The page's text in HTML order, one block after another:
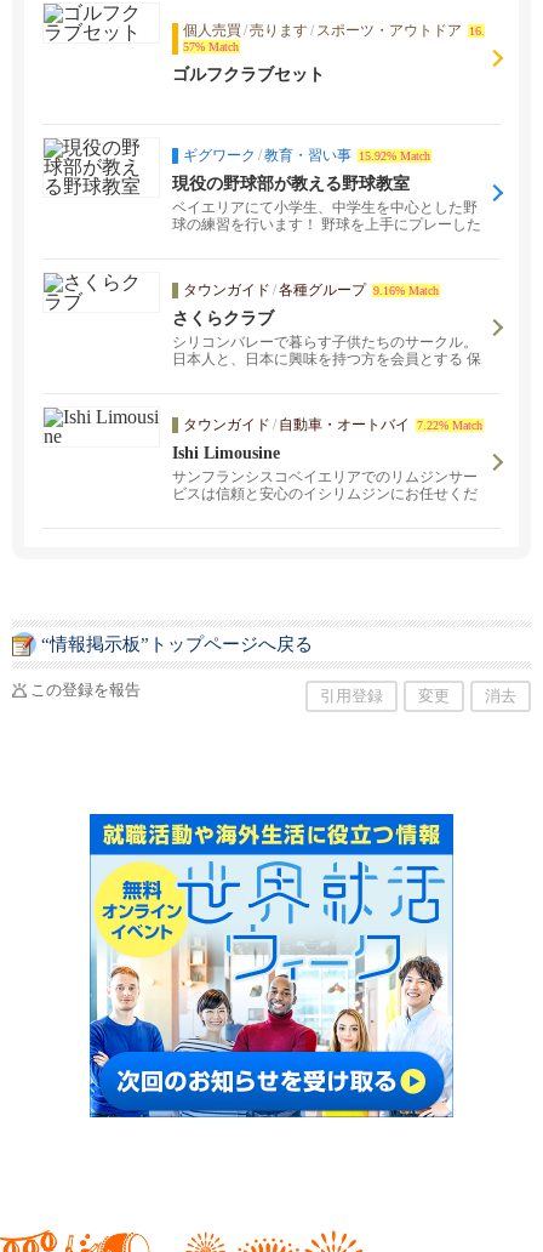
個人売買 /売ります/ スポーツ・アウトドア
16.
57% Match
ゴルフクラブセット
ギグワーク /教育・習い事 15.92% Match
現役の野球部が教える野球教室
ベイエリアにて小学生、中学生を中心とした野
球の練習を行います！ 野球を上手にプレーした
タウンガイド /各種グループ 9.16% Match
さくらクラブ
シリコンバレーで暮らす子供たちのサークル。
日本人と、日本に興味を持つ方を会員とする 保
タウンガイド / 自動車・オートバイ 7.22% Match
Ishi Limousine
サンフランシスコベイエリアでのリムジンサー
ビスは信頼と安心のイシリムジンにお任せくだ
“情報掲示板”トップページへ戻る
この登録を報告 引用登録 変更 消去